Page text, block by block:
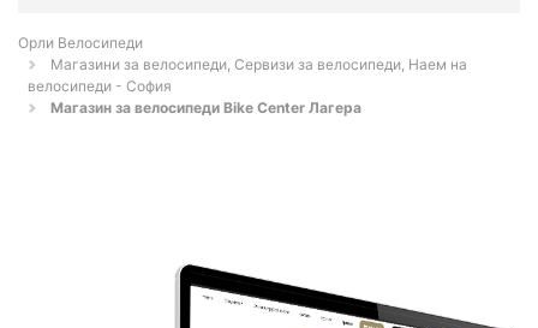
Орли Велосипеди
Магазини за велосипеди, Сервизи за велосипеди, Наем на
велосипеди - София
Магазин за велосипеди Bike Center Лагера